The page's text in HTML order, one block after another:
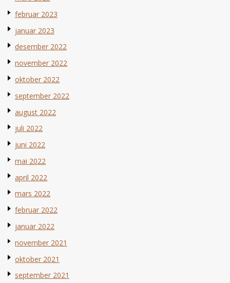
februar 2023
januar 2023
desember 2022
november 2022
oktober 2022
september 2022
august 2022
juli 2022
juni 2022
mai 2022
april 2022
mars 2022
februar 2022
januar 2022
november 2021
oktober 2021
september 2021